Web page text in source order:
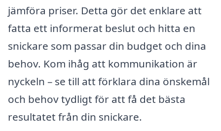
jämföra priser. Detta gör det enklare att
fatta ett informerat beslut och hitta en
snickare som passar din budget och dina
behov. Kom ihåg att kommunikation är
nyckeln – se till att förklara dina önskemål
och behov tydligt för att få det bästa
resultatet från din snickare.